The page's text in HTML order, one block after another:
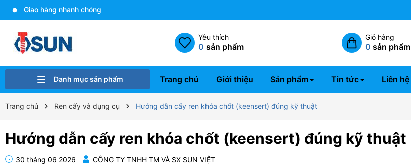
Giao hàng nhanh chóng
Yêu thích
0 sản phẩm
Giỏ hàng
0 sản phẩm
Danh mục sản phẩm Trang chủ Giới thiệu Sản phẩm Tin tức Liên hệ
Trang chủ Ren cấy và dụng cụ Hướng dẫn cấy ren khóa chốt (keensert) đúng kỹ thuật
Hướng dẫn cấy ren khóa chốt (keensert) đúng kỹ thuật
30 tháng 06 2026 CÔNG TY TNHH TM VÀ SX SUN VIỆT